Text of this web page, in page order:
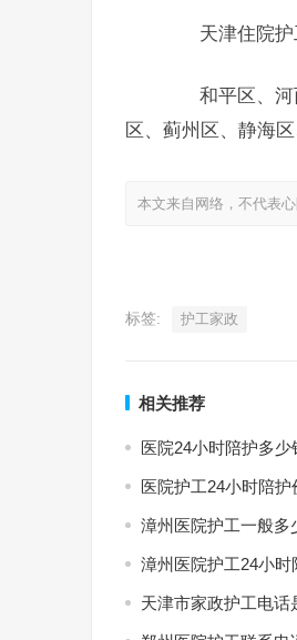
天津住院护
和平区、河西
区、蓟州区、静海
本文来自网络，不代表
标签: 护工家政
相关推荐
医院24小时陪护多少
医院护工24小时陪护
漳州医院护工一般多
漳州医院护工24小时
天津市家政护工电话